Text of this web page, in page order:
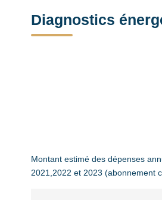
Diagnostics
Montant estimé des dépenses
2021,2022 et 2023 (abonnement